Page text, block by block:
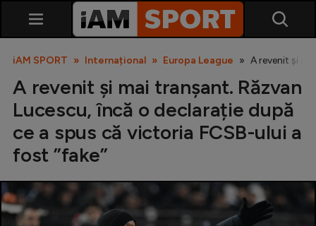
SuperLiga
Liga 2
iAM SPORT Internațional Europa League A revenit și
A revenit și mai tranșant. Răzvan
Lucescu, încă o declarație după
ce a spus că victoria FCSB-ului a
fost ”fake”